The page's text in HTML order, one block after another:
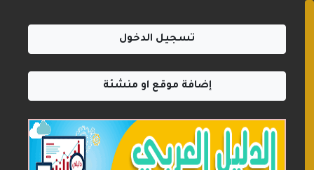
تسجيل الدخول
إضافة موقع او منشئة